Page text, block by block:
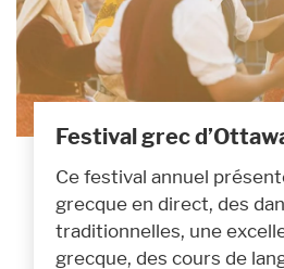
Festival grec
Ce festival annuel
grecque en direct, des
traditionnelles, une
grecque, des cours de